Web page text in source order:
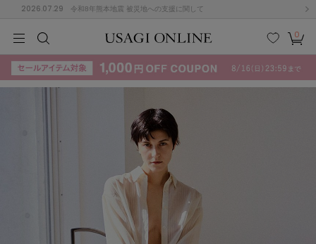
2026.07.29 令和8年熊本地震 被災地への支援に関して
検索
お気
に入
カー
ト
0
KIDSBABYBEAUTYLIFE STYLE
(715)
KIDSBABYBEAUTYLIFE STYLE
F G
N
S T U
Z
その
他